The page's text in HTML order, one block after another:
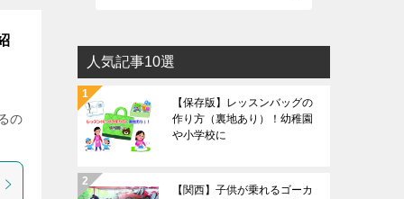
の
人気記事10選
【保存版】レッスンバッグの
作り方（裏地あり）！幼稚園
や小学校に
【関西】子供が乗れるゴーカ